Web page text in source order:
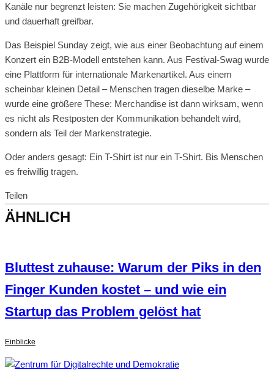
Kanäle nur begrenzt leisten: Sie machen Zugehörigkeit sichtbar
und dauerhaft greifbar.
Das Beispiel Sunday zeigt, wie aus einer Beobachtung auf einem
Konzert ein B2B-Modell entstehen kann. Aus Festival-Swag wurde
eine Plattform für internationale Markenartikel. Aus einem
scheinbar kleinen Detail – Menschen tragen dieselbe Marke –
wurde eine größere These: Merchandise ist dann wirksam, wenn
es nicht als Restposten der Kommunikation behandelt wird,
sondern als Teil der Markenstrategie.
Oder anders gesagt: Ein T-Shirt ist nur ein T-Shirt. Bis Menschen
es freiwillig tragen.
Teilen
ÄHNLICH
Bluttest zuhause: Warum der Piks in den
Finger Kunden kostet – und wie ein
Startup das Problem gelöst hat
Einblicke